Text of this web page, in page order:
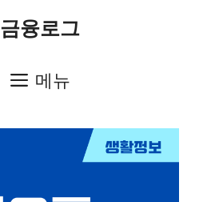
금융로그
메뉴